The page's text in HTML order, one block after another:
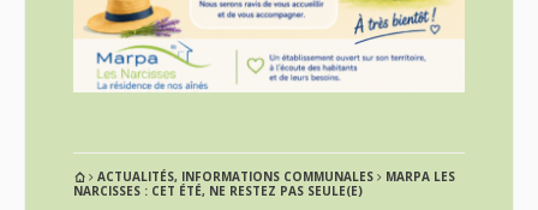
ACTUALITÉS, INFORMATIONS COMMUNALES
MARPA LES
NARCISSES : CET ÉTÉ, NE RESTEZ PAS SEULE(E)